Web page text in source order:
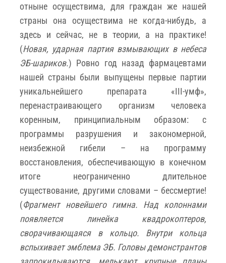
отныне осуществима, для граждан же нашей
страны она осуществима не когда-нибудь, а
здесь и сейчас, не в теории, а на практике!
(Новая, ударная партия взмывающих в небеса
ЭБ-шариков.) Ровно год назад фармацевтами
нашей страны были выпущены первые партии
уникальнейшего препарата «III-умф»,
перенастраивающего организм человека
коренным, принципиальным образом: с
программы разрушения и закономерной,
неизбежной гибели – на программу
восстановления, обеспечивающую в конечном
итоге неограниченно длительное
существование, другими словами – бессмертие!
(Фрагмент новейшего гимна. Над колоннами
появляется линейка квадрокоптеров,
сворачивающаяся в кольцо. Внутри кольца
вспыхивает эмблема ЭБ. Головы демонстрантов